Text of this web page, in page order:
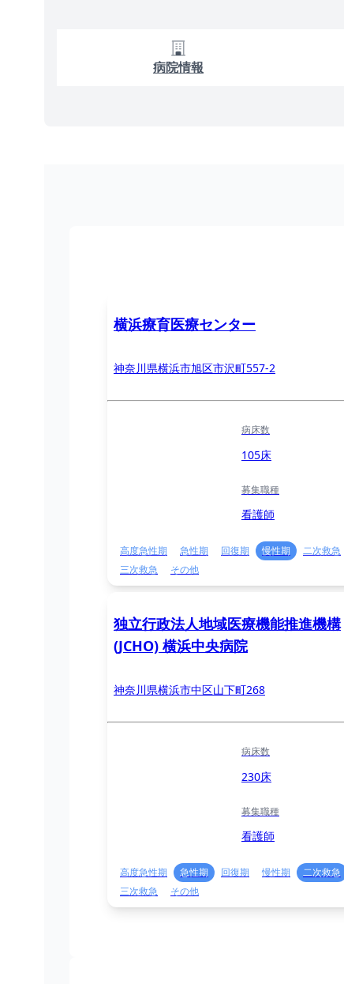
病院情報
横浜療育医療センター
神奈川県横浜市旭区市沢町557-2
病床数
105床
募集職種
看護師
高度急性期 急性期 回復期 慢性期
二次救急
三次救急
その他
独立行政法人地域医療機能推進機構
(JCHO) 横浜中央病院
神奈川県横浜市中区山下町268
病床数
230床
募集職種
看護師
高度急性期 急性期 回復期 慢性期
二次救急
三次救急
その他